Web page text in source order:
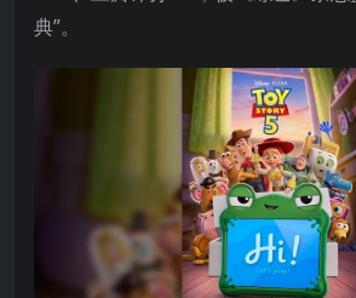
典”。